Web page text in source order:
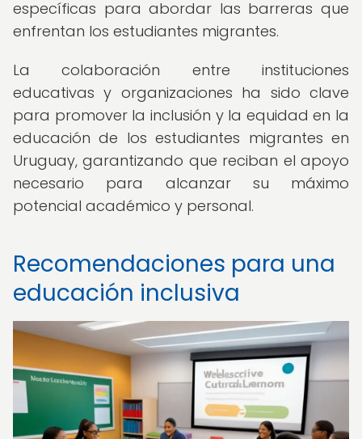
específicas para abordar las barreras que
enfrentan los estudiantes migrantes.
La colaboración entre instituciones
educativas y organizaciones ha sido clave
para promover la inclusión y la equidad en la
educación de los estudiantes migrantes en
Uruguay, garantizando que reciban el apoyo
necesario para alcanzar su máximo
potencial académico y personal.
Recomendaciones para una
educación inclusiva